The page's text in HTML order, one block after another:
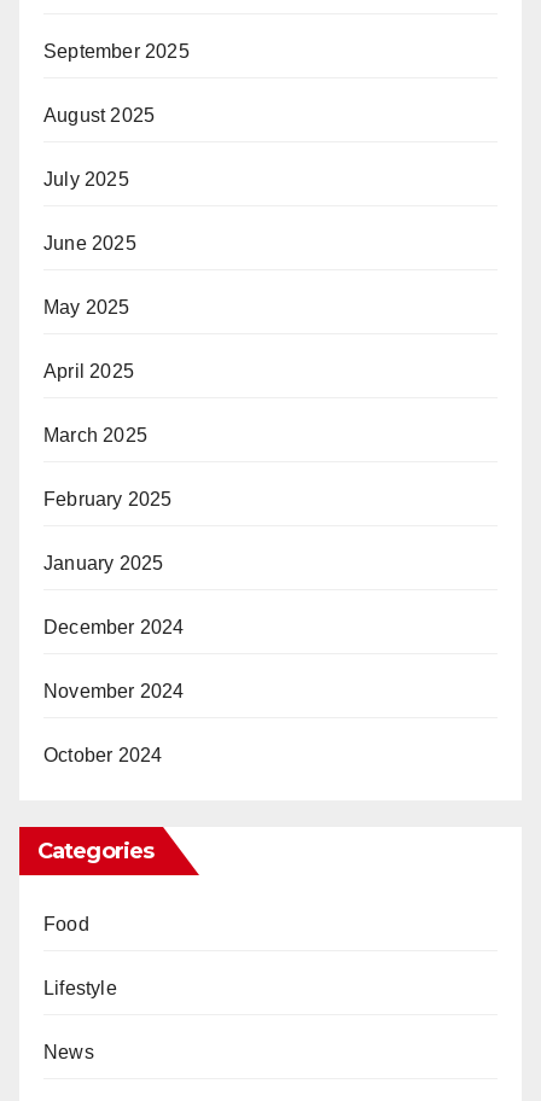
September 2025
August 2025
July 2025
June 2025
May 2025
April 2025
March 2025
February 2025
January 2025
December 2024
November 2024
October 2024
Categories
Food
Lifestyle
News